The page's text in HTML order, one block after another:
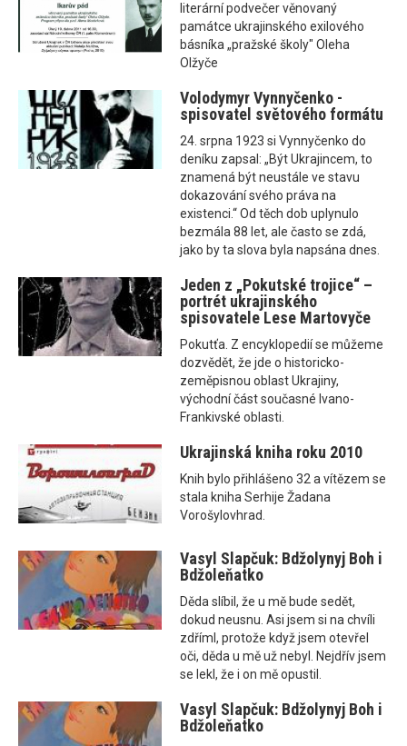
literární podvečer věnovaný
památce ukrajinského exilového
básníka „pražské školy" Oleha
Olžyče
Volodymyr Vynnyčenko -
spisovatel světového formátu
24. srpna 1923 si Vynnyčenko do
deníku zapsal: „Být Ukrajincem, to
znamená být neustále ve stavu
dokazování svého práva na
existenci.“ Od těch dob uplynulo
bezmála 88 let, ale často se zdá,
jako by ta slova byla napsána dnes.
Jeden z „Pokutské trojice“ –
portrét ukrajinského
spisovatele Lese Martovyče
Pokutťa. Z encyklopedií se můžeme
dozvědět, že jde o historicko-
zeměpisnou oblast Ukrajiny,
východní část současné Ivano-
Frankivské oblasti.
Ukrajinská kniha roku 2010
Knih bylo přihlášeno 32 a vítězem se
stala kniha Serhije Žadana
Vorošylovhrad.
Vasyl Slapčuk: Bdžolynyj Boh i
Bdžoleňatko
Děda slíbil, že u mě bude sedět,
dokud neusnu. Asi jsem si na chvíli
zdříml, protože když jsem otevřel
oči, děda u mě už nebyl. Nejdřív jsem
se lekl, že i on mě opustil.
Vasyl Slapčuk: Bdžolynyj Boh i
Bdžoleňatko